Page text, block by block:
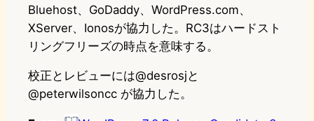
Bluehost、GoDaddy、WordPress.com、
XServer、Ionosが協力した。RC3はハードスト
リングフリーズの時点を意味する。
校正とレビューには@desrosjと
@peterwilsoncc が協力した。